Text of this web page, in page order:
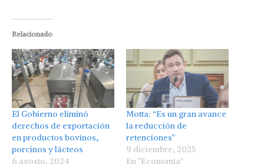
Relacionado
El Gobierno eliminó
derechos de exportación
en productos bovinos,
porcinos y lácteos
6 agosto, 2024
Motta: “Es un gran avance
la reducción de
retenciones”
9 diciembre, 2025
En "Economía"